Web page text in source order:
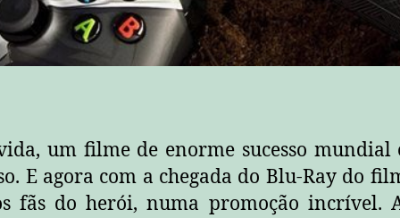
um filme de enorme sucesso mundial
E agora com a chegada do Blu-Ray do
fãs do herói, numa promoção incrível.